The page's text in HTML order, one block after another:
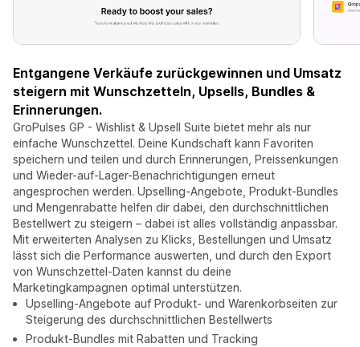
Entgangene Verkäufe zurückgewinnen und Umsatz
steigern mit Wunschzetteln, Upsells, Bundles &
Erinnerungen.
GroPulses GP - Wishlist & Upsell Suite bietet mehr als nur
einfache Wunschzettel. Deine Kundschaft kann Favoriten
speichern und teilen und durch Erinnerungen, Preissenkungen
und Wieder-auf-Lager-Benachrichtigungen erneut
angesprochen werden. Upselling-Angebote, Produkt-Bundles
und Mengenrabatte helfen dir dabei, den durchschnittlichen
Bestellwert zu steigern – dabei ist alles vollständig anpassbar.
Mit erweiterten Analysen zu Klicks, Bestellungen und Umsatz
lässt sich die Performance auswerten, und durch den Export
von Wunschzettel-Daten kannst du deine
Marketingkampagnen optimal unterstützen.
Upselling-Angebote auf Produkt- und Warenkorbseiten zur
Steigerung des durchschnittlichen Bestellwerts
Produkt-Bundles mit Rabatten und Tracking